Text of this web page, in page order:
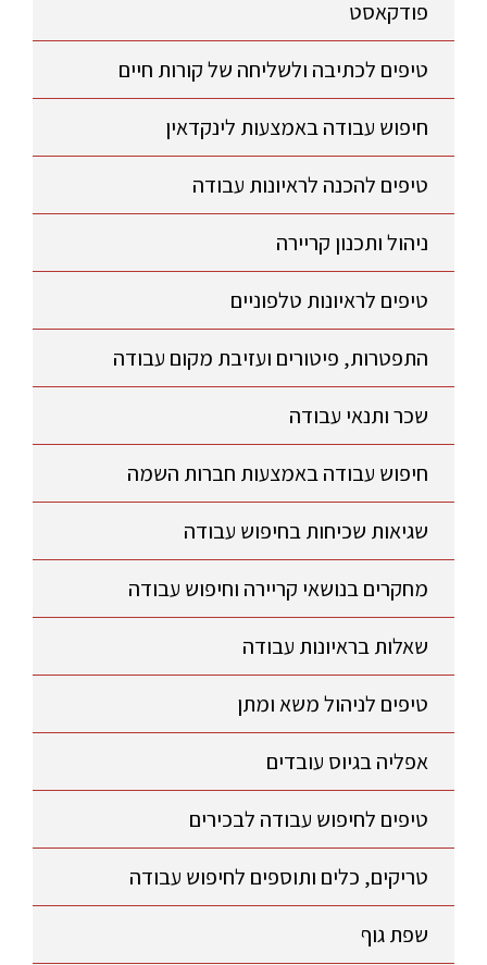
פודקאסט
טיפים לכתיבה ולשליחה של קורות חיים
חיפוש עבודה באמצעות לינקדאין
טיפים להכנה לראיונות עבודה
ניהול ותכנון קריירה
טיפים לראיונות טלפוניים
התפטרות, פיטורים ועזיבת מקום עבודה
שכר ותנאי עבודה
חיפוש עבודה באמצעות חברות השמה
שגיאות שכיחות בחיפוש עבודה
מחקרים בנושאי קריירה וחיפוש עבודה
שאלות בראיונות עבודה
טיפים לניהול משא ומתן
אפליה בגיוס עובדים
טיפים לחיפוש עבודה לבכירים
טריקים, כלים ותוספים לחיפוש עבודה
שפת גוף